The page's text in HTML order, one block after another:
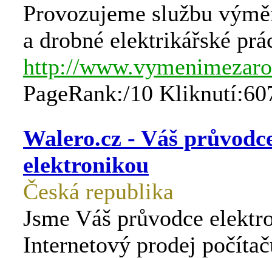
Provozujeme službu
a drobné elektrikářské
http://
PageRank:/10
Walero.cz - Váš
elektronikou
Česká republika
Jsme Váš průvodce
Internetový prodej